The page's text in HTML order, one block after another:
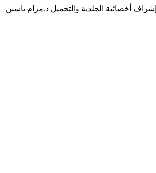
أخصائية الجلدية والتجميل د.مرام ياسين